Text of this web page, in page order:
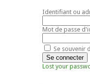
Identifiant ou
Mot de passe
Se souvenir
Lost your